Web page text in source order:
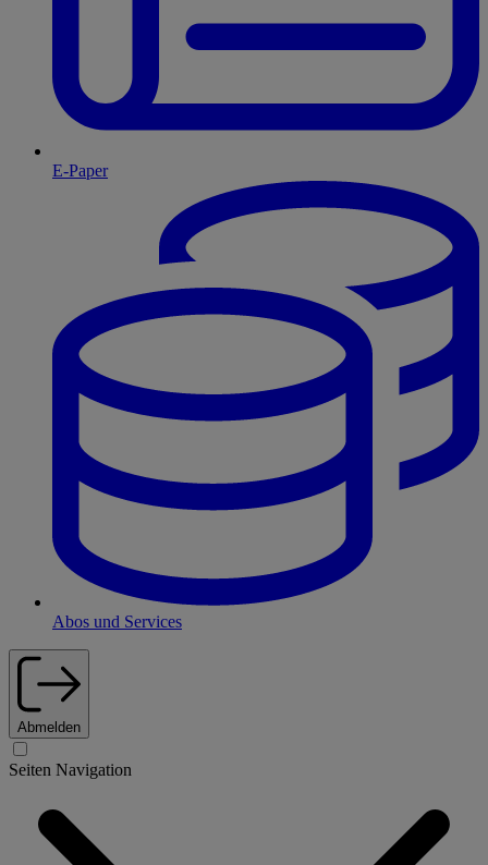
E-Paper
Abos und Services
Abmelden
Seiten Navigation